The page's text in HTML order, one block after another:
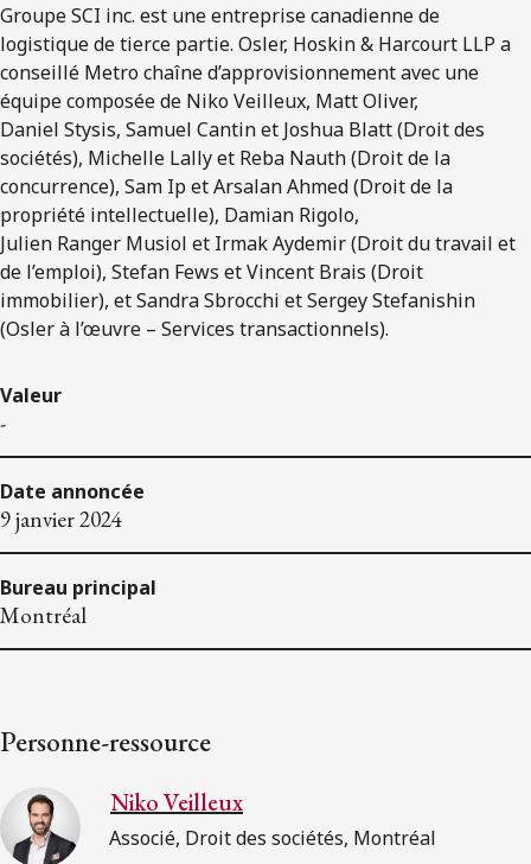
Groupe SCI inc. est une entreprise canadienne de
logistique de tierce partie. Osler, Hoskin & Harcourt LLP a
conseillé Metro chaîne d’approvisionnement avec une
équipe composée de Niko Veilleux, Matt Oliver,
Daniel Stysis, Samuel Cantin et Joshua Blatt (Droit des
sociétés), Michelle Lally et Reba Nauth (Droit de la
concurrence), Sam Ip et Arsalan Ahmed (Droit de la
propriété intellectuelle), Damian Rigolo,
Julien Ranger Musiol et Irmak Aydemir (Droit du travail et
de l’emploi), Stefan Fews et Vincent Brais (Droit
immobilier), et Sandra Sbrocchi et Sergey Stefanishin
(Osler à l’œuvre – Services transactionnels).
Valeur
-
Date annoncée
9 janvier 2024
Bureau principal
Montréal
Personne-ressource
Niko Veilleux
Associé, Droit des sociétés, Montréal